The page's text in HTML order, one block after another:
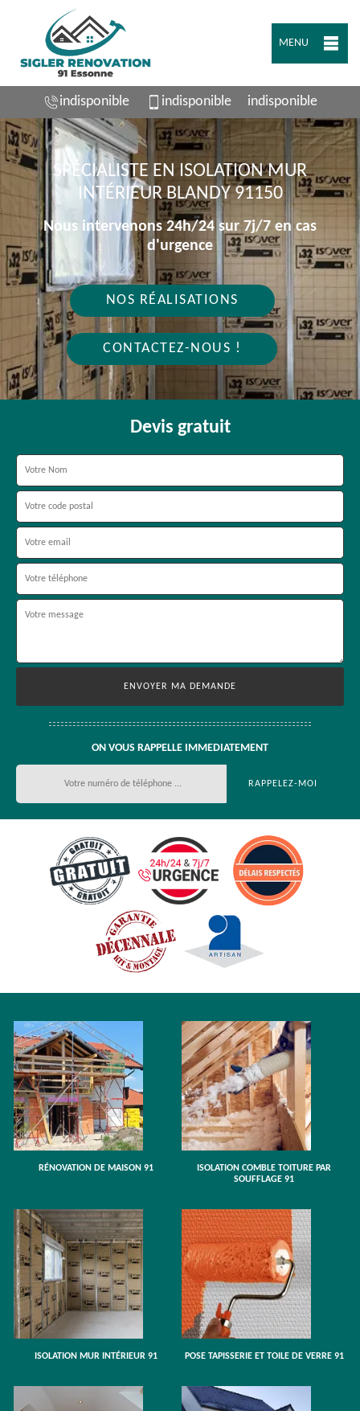
MENU
indisponible indisponible indisponible
SPÉCIALISTE EN ISOLATION MUR
INTÉRIEUR BLANDY 91150
Nous intervenons 24h/24 sur 7j/7 en cas
d'urgence
NOS RÉALISATIONS
CONTACTEZ-NOUS !
Devis gratuit
ON VOUS RAPPELLE IMMEDIATEMENT
RÉNOVATION DE MAISON 91
ISOLATION COMBLE TOITURE PAR
SOUFFLAGE 91
ISOLATION MUR INTÉRIEUR 91 POSE TAPISSERIE ET TOILE DE VERRE 91